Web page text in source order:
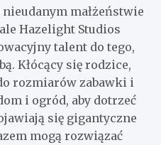
małżeństwie
Hazelight Studios
talent do tego,
Kłócący się rodzice,
rozmiarów zabawki i
i ogród, aby dotrzeć
się gigantyczne
mogą rozwiązać